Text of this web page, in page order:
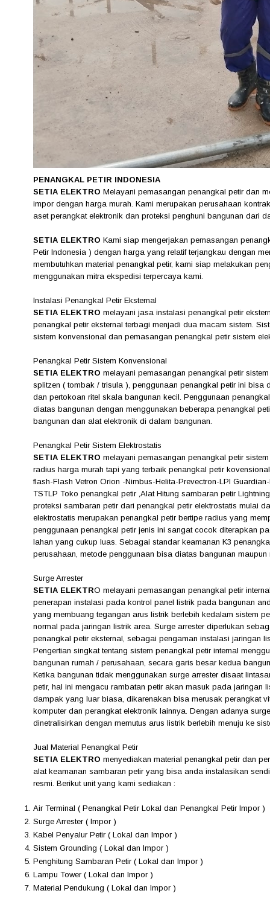
PENANGKAL PETIR INDONESIA
SETIA ELEKTRO Melayani pemasangan penangkal petir dan
impor dengan harga murah. Kami merupakan perusahaan
aset perangkat elektronik dan proteksi penghuni bangunan dari
SETIA ELEKTRO Kami siap mengerjakan pemasangan
Petir Indonesia ) dengan harga yang relatif terjangkau dengan
membutuhkan material penangkal petir, kami siap melakukan
menggunakan mitra ekspedisi terpercaya kami.
Instalasi Penangkal Petir Eksternal
SETIA ELEKTRO melayani jasa instalasi penangkal petir
penangkal petir eksternal terbagi menjadi dua macam sistem.
sistem konvensional dan pemasangan penangkal petir sistem
Penangkal Petir Sistem Konvensional
SETIA ELEKTRO melayani pemasangan penangkal petir
splitzen ( tombak / trisula ), penggunaan penangkal petir ini
dan pertokoan ritel skala bangunan kecil. Penggunaan
diatas bangunan dengan menggunakan beberapa penangkal
bangunan dan alat elektronik di dalam bangunan.
Penangkal Petir Sistem Elektrostatis
SETIA ELEKTRO melayani pemasangan penangkal petir
radius harga murah tapi yang terbaik penangkal petir
flash-Flash Vetron Orion -Nimbus-Helita-Prevectron-LPI
TSTLP Toko penangkal petir ,Alat Hitung sambaran petir
proteksi sambaran petir dari penangkal petir elektrostatis mulai
elektrostatis merupakan penangkal petir bertipe radius yang
penggunaan penangkal petir jenis ini sangat cocok diterapkan
lahan yang cukup luas. Sebagai standar keamanan K3
perusahaan, metode penggunaan bisa diatas bangunan
Surge Arrester
SETIA ELEKTRO melayani pemasangan penangkal petir
penerapan instalasi pada kontrol panel listrik pada bangunan
yang membuang tegangan arus listrik berlebih kedalam sistem
normal pada jaringan listrik area. Surge arrester diperlukan
penangkal petir eksternal, sebagai pengaman instalasi jaringan
Pengertian singkat tentang sistem penangkal petir internal
bangunan rumah / perusahaan, secara garis besar kedua
Ketika bangunan tidak menggunakan surge arrester disaat
petir, hal ini mengacu rambatan petir akan masuk pada jaringan
dampak yang luar biasa, dikarenakan bisa merusak perangkat
komputer dan perangkat elektronik lainnya. Dengan adanya
dinetralisirkan dengan memutus arus listrik berlebih menuju ke
Jual Material Penangkal Petir
SETIA ELEKTRO menyediakan material penangkal petir dan
alat keamanan sambaran petir yang bisa anda instalasikan
resmi. Berikut unit yang kami sediakan :
Air Terminal ( Penangkal Petir Lokal dan Penangkal Petir Impor )
Surge Arrester ( Impor )
Kabel Penyalur Petir ( Lokal dan Impor )
Sistem Grounding ( Lokal dan Impor )
Penghitung Sambaran Petir ( Lokal dan Impor )
Lampu Tower ( Lokal dan Impor )
Material Pendukung ( Lokal dan Impor )